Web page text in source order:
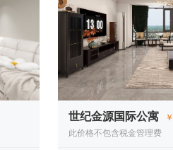
世纪金源国际公寓 ￥
此价格不包含税金管理费